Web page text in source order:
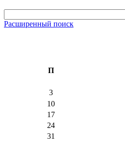
Расширенный поиск
П
3
10
17
24
31